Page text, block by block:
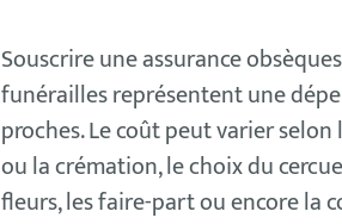
Souscrire une assurance
funérailles représentent une
proches. Le coût peut varier
ou la crémation, le choix du
fleurs, les faire-part ou encore la